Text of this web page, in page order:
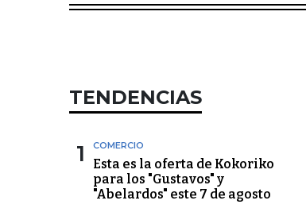
TENDENCIAS
1 COMERCIO
Esta es la oferta de Kokoriko
para los "Gustavos" y
"Abelardos" este 7 de agosto